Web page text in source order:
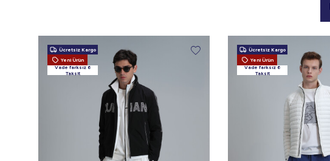
Ücretsiz Kargo
Yeni Ürün
Vade farksız 6
Taksit
Ücretsiz Kargo
Yeni Ürün
Vade farksız 6
Taksit